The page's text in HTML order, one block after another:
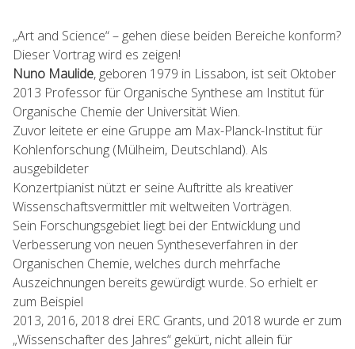
„Art and Science“ – gehen diese beiden Bereiche konform?
Dieser Vortrag wird es zeigen!
Nuno Maulide, geboren 1979 in Lissabon, ist seit Oktober
2013 Professor für Organische Synthese am Institut für
Organische Chemie der Universität Wien.
Zuvor leitete er eine Gruppe am Max-Planck-Institut für
Kohlenforschung (Mülheim, Deutschland). Als
ausgebildeter
Konzertpianist nützt er seine Auftritte als kreativer
Wissenschaftsvermittler mit weltweiten Vorträgen.
Sein Forschungsgebiet liegt bei der Entwicklung und
Verbesserung von neuen Syntheseverfahren in der
Organischen Chemie, welches durch mehrfache
Auszeichnungen bereits gewürdigt wurde. So erhielt er
zum Beispiel
2013, 2016, 2018 drei ERC Grants, und 2018 wurde er zum
„Wissenschafter des Jahres“ gekürt, nicht allein für